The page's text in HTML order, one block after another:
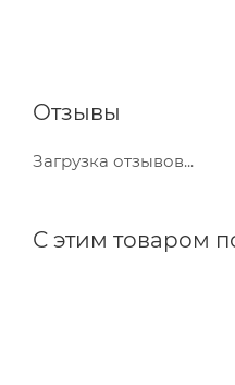
Отзывы
Загрузка отзывов...
С этим товаром